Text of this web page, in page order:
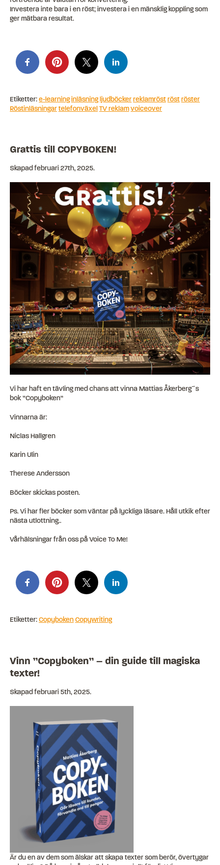
Investera inte bara i en röst; investera i en mänsklig koppling som
ger mätbara resultat.
Etiketter:e-learninginläsningljudböckerreklamröströströster
RöstinläsningartelefonväxelTV reklamvoiceover
Grattis till COPYBOKEN!
Skapad februari 27th, 2025.
Vi har haft en tävling med chans att vinna Mattias Åkerberg´s
bok ”Copyboken”
Vinnarna är:
Niclas Hallgren
Karin Ulin
Therese Andersson
Böcker skickas posten.
Ps. Vi har fler böcker som väntar på lyckliga läsare. Håll utkik efter
nästa utlottning..
Vårhälsningar från oss på Voice To Me!
Etiketter:CopybokenCopywriting
Vinn ”Copyboken” – din guide till magiska
texter!
Skapad februari 5th, 2025.
Är du en av dem som älskar att skapa texter som berör, övertygar